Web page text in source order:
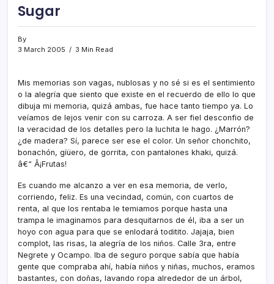
Sugar
By
3 March 2005
3 Min Read
Mis memorias son vagas, nublosas y no sé si es el sentimiento
o la alegrí­a que siento que existe en el recuerdo de ello lo que
dibuja mi memoria, quizá ambas, fue hace tanto tiempo ya. Lo
veí­amos de lejos venir con su carroza. A ser fiel desconfio de
la veracidad de los detalles pero la luchita le hago. ¿Marrón?
¿de madera? Sí­, parece ser ese el color. Un señor chonchito,
bonachón, gíüero, de gorrita, con pantalones khaki, quizá.
â€“ Â¡Frutas!
Es cuando me alcanzo a ver en esa memoria, de verlo,
corriendo, feliz. Es una vecindad, común, con cuartos de
renta, al que los rentaba le temiamos porque hasta una
trampa le imaginamos para desquitarnos de él, iba a ser un
hoyo con agua para que se enlodará toditito. Jajaja, bien
complot, las risas, la alegrí­a de los niños. Calle 3ra, entre
Negrete y Ocampo. Iba de seguro porque sabí­a que habí­a
gente que compraba ahí­, habí­a niños y niñas, muchos, eramos
bastantes, con doñas, lavando ropa alrededor de un árbol,